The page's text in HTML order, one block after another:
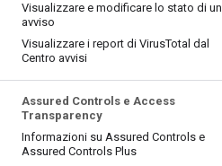
Visualizzare e modificare lo stato di un
avviso
Visualizzare i report di VirusTotal dal
Centro avvisi
Assured Controls e Access
Transparency
Informazioni su Assured Controls e
Assured Controls Plus